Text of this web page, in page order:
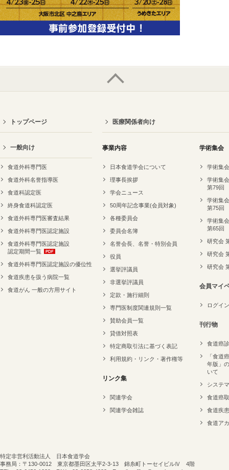
トップページ
一般向け
食道外科専門医
食道外科名誉指導医
食道科認定医
終身食道科認定医
食道外科専門医審査結果
食道外科専門医認定施設
食道外科専門医認定施設
認定期間一覧
食道外科専門医認定施設の優位性
食道疾患を扱う病院一覧
食道がん 一般の方用サイト
医療関係者向け
事業内容
日本食道学会について
理事長挨拶
学会ニュース
50周年記念事業(会員対象)
各種委員会
委員会名簿
名誉会長、名誉・特別会員
役員
選挙評議員
非選挙評議員
定款・施行細則
専門医制度関連規則一覧
賛助会員一覧
貸借対照表
特定商取引法に基づく表記
利用規約・リンク・著作権等
リンク集
関連学会
関連学会雑誌
学術集会
学術集
学術集
第79回
学術集
第75回
学術集
第65回
研究会
研究会
研究会
会員マイ
ログイン
刊行物
食道癌
「食道
年版」
いて
システ
食道癌
食道疾
食道ア
特定非営利活動法人 日本食道学会
事務局：〒130-0012 東京都墨田区太平2-3-13 錦糸町トーセイビルⅣ 4階